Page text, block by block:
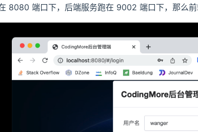
8080 端口下，后端服务跑在 9002 端口下，那么前